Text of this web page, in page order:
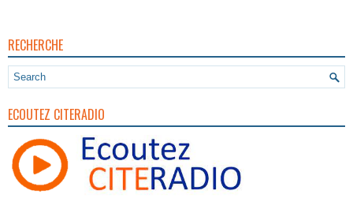
RECHERCHE
ECOUTEZ CITERADIO